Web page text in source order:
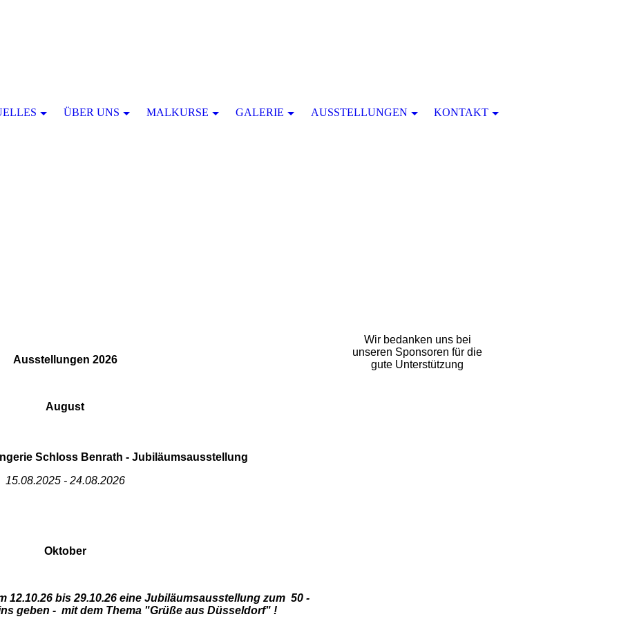
Ausstellungen 2026
August
Schloss Benrath - Jubiläumsausstellung
15.08.2025 - 24.08.2026
Oktober
12.10.26 bis 29.10.26 eine Jubiläumsausstellung zum 50 -
geben - mit dem Thema "Grüße aus Düsseldorf" !
Wir bedanken uns bei
unseren Sponsoren für die
gute Unterstützung
ÜBER UNS MALKURSE GALERIE AUSSTELLUNGEN KONTAKT